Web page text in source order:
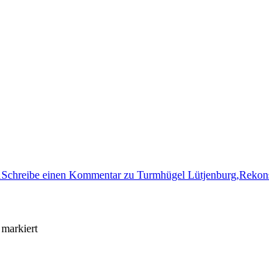
Schreibe einen Kommentarzu Turmhügel
markiert